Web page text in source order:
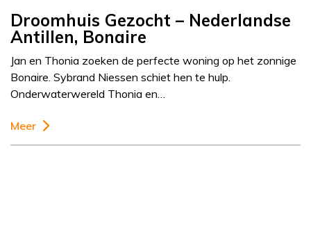
Droomhuis Gezocht – Nederlandse
Antillen, Bonaire
Jan en Thonia zoeken de perfecte woning op het zonnige
Bonaire. Sybrand Niessen schiet hen te hulp.
Onderwaterwereld Thonia en…
Meer